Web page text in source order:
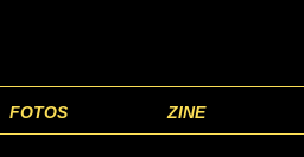
FOTOS ZINE